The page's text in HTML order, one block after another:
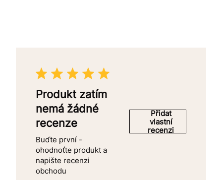
Produkt zatím
nemá žádné
recenze
Buďte první -
ohodnoťte produkt a
napište recenzi
obchodu
Přidat
vlastní
recenzi